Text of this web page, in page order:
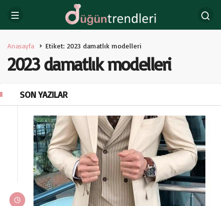
Anasayfa Etiket: 2023 damatlık modelleri
2023 damatlık modelleri
SON YAZILAR